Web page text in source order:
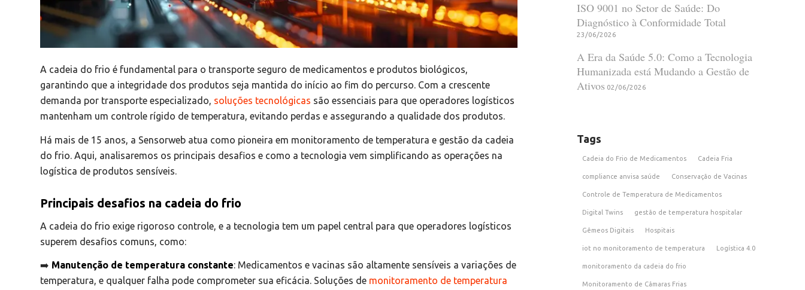
A cadeia do frio é fundamental para o transporte seguro de medicamentos e produtos biológicos,
garantindo que a integridade dos produtos seja mantida do início ao fim do percurso. Com a crescente
demanda por transporte especializado, soluções tecnológicas são essenciais para que operadores logísticos
mantenham um controle rígido de temperatura, evitando perdas e assegurando a qualidade dos produtos.
Há mais de 15 anos, a Sensorweb atua como pioneira em monitoramento de temperatura e gestão da cadeia
do frio. Aqui, analisaremos os principais desafios e como a tecnologia vem simplificando as operações na
logística de produtos sensíveis.
Principais desafios na cadeia do frio
A cadeia do frio exige rigoroso controle, e a tecnologia tem um papel central para que operadores logísticos
superem desafios comuns, como:
➡️ Manutenção de temperatura constante: Medicamentos e vacinas são altamente sensíveis a variações de
temperatura, e qualquer falha pode comprometer sua eficácia. Soluções de monitoramento de temperatura
ISO 9001 no Setor de Saúde: Do
Diagnóstico à Conformidade Total
23/06/2026
A Era da Saúde 5.0: Como a Tecnologia
Humanizada está Mudando a Gestão de
Ativos 02/06/2026
Tags
Cadeia do Frio de Medicamentos Cadeia Fria
compliance anvisa saúde Conservação de Vacinas
Controle de Temperatura de Medicamentos
Digital Twins gestão de temperatura hospitalar
Gêmeos Digitais Hospitais
iot no monitoramento de temperatura Logística 4.0
monitoramento da cadeia do frio
Monitoramento de Câmaras Frias